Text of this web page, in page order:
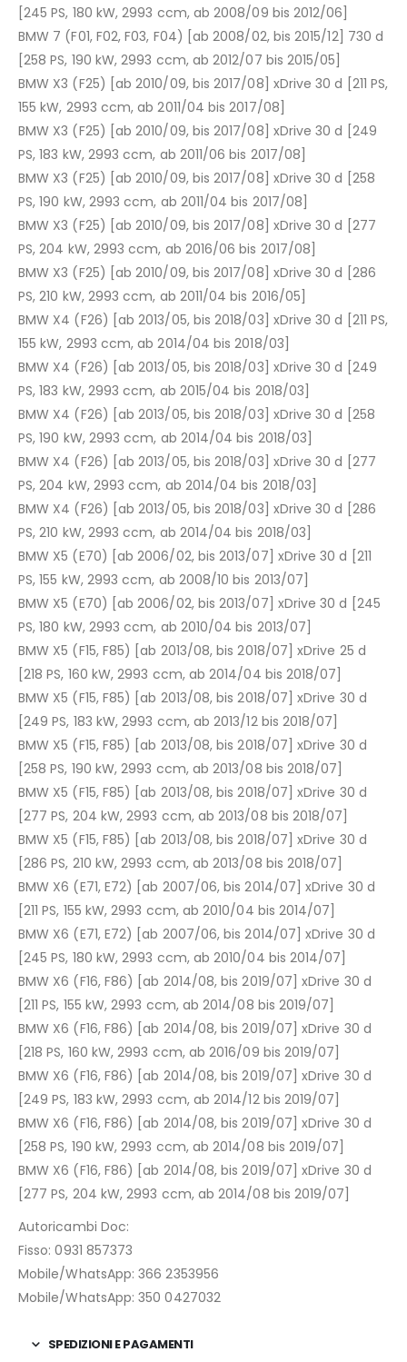
[245 PS, 180 kW, 2993 ccm, ab 2008/09 bis 2012/06]
BMW 7 (F01, F02, F03, F04) [ab 2008/02, bis 2015/12] 730 d
[258 PS, 190 kW, 2993 ccm, ab 2012/07 bis 2015/05]
BMW X3 (F25) [ab 2010/09, bis 2017/08] xDrive 30 d [211 PS,
155 kW, 2993 ccm, ab 2011/04 bis 2017/08]
BMW X3 (F25) [ab 2010/09, bis 2017/08] xDrive 30 d [249
PS, 183 kW, 2993 ccm, ab 2011/06 bis 2017/08]
BMW X3 (F25) [ab 2010/09, bis 2017/08] xDrive 30 d [258
PS, 190 kW, 2993 ccm, ab 2011/04 bis 2017/08]
BMW X3 (F25) [ab 2010/09, bis 2017/08] xDrive 30 d [277
PS, 204 kW, 2993 ccm, ab 2016/06 bis 2017/08]
BMW X3 (F25) [ab 2010/09, bis 2017/08] xDrive 30 d [286
PS, 210 kW, 2993 ccm, ab 2011/04 bis 2016/05]
BMW X4 (F26) [ab 2013/05, bis 2018/03] xDrive 30 d [211 PS,
155 kW, 2993 ccm, ab 2014/04 bis 2018/03]
BMW X4 (F26) [ab 2013/05, bis 2018/03] xDrive 30 d [249
PS, 183 kW, 2993 ccm, ab 2015/04 bis 2018/03]
BMW X4 (F26) [ab 2013/05, bis 2018/03] xDrive 30 d [258
PS, 190 kW, 2993 ccm, ab 2014/04 bis 2018/03]
BMW X4 (F26) [ab 2013/05, bis 2018/03] xDrive 30 d [277
PS, 204 kW, 2993 ccm, ab 2014/04 bis 2018/03]
BMW X4 (F26) [ab 2013/05, bis 2018/03] xDrive 30 d [286
PS, 210 kW, 2993 ccm, ab 2014/04 bis 2018/03]
BMW X5 (E70) [ab 2006/02, bis 2013/07] xDrive 30 d [211
PS, 155 kW, 2993 ccm, ab 2008/10 bis 2013/07]
BMW X5 (E70) [ab 2006/02, bis 2013/07] xDrive 30 d [245
PS, 180 kW, 2993 ccm, ab 2010/04 bis 2013/07]
BMW X5 (F15, F85) [ab 2013/08, bis 2018/07] xDrive 25 d
[218 PS, 160 kW, 2993 ccm, ab 2014/04 bis 2018/07]
BMW X5 (F15, F85) [ab 2013/08, bis 2018/07] xDrive 30 d
[249 PS, 183 kW, 2993 ccm, ab 2013/12 bis 2018/07]
BMW X5 (F15, F85) [ab 2013/08, bis 2018/07] xDrive 30 d
[258 PS, 190 kW, 2993 ccm, ab 2013/08 bis 2018/07]
BMW X5 (F15, F85) [ab 2013/08, bis 2018/07] xDrive 30 d
[277 PS, 204 kW, 2993 ccm, ab 2013/08 bis 2018/07]
BMW X5 (F15, F85) [ab 2013/08, bis 2018/07] xDrive 30 d
[286 PS, 210 kW, 2993 ccm, ab 2013/08 bis 2018/07]
BMW X6 (E71, E72) [ab 2007/06, bis 2014/07] xDrive 30 d
[211 PS, 155 kW, 2993 ccm, ab 2010/04 bis 2014/07]
BMW X6 (E71, E72) [ab 2007/06, bis 2014/07] xDrive 30 d
[245 PS, 180 kW, 2993 ccm, ab 2010/04 bis 2014/07]
BMW X6 (F16, F86) [ab 2014/08, bis 2019/07] xDrive 30 d
[211 PS, 155 kW, 2993 ccm, ab 2014/08 bis 2019/07]
BMW X6 (F16, F86) [ab 2014/08, bis 2019/07] xDrive 30 d
[218 PS, 160 kW, 2993 ccm, ab 2016/09 bis 2019/07]
BMW X6 (F16, F86) [ab 2014/08, bis 2019/07] xDrive 30 d
[249 PS, 183 kW, 2993 ccm, ab 2014/12 bis 2019/07]
BMW X6 (F16, F86) [ab 2014/08, bis 2019/07] xDrive 30 d
[258 PS, 190 kW, 2993 ccm, ab 2014/08 bis 2019/07]
BMW X6 (F16, F86) [ab 2014/08, bis 2019/07] xDrive 30 d
[277 PS, 204 kW, 2993 ccm, ab 2014/08 bis 2019/07]
Autoricambi Doc:
Fisso: 0931 857373
Mobile/WhatsApp: 366 2353956
Mobile/WhatsApp: 350 0427032
SPEDIZIONI E PAGAMENTI